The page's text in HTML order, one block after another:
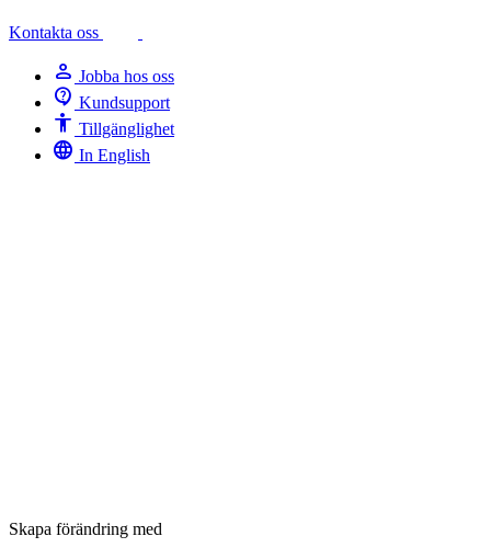
Kontakta oss
person Jobba hos oss
contact_support Kundsupport
Accessibility Tillgänglighet
language In English
Skapa förändring med